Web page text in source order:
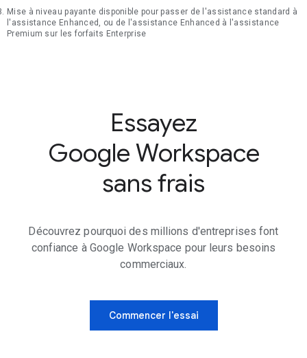
Mise à niveau payante disponible pour passer de l'assistance standard à
l'assistance Enhanced, ou de l'assistance Enhanced à l'assistance
Premium sur les forfaits Enterprise
Essayez
Google Workspace
sans frais
Découvrez pourquoi des millions d'entreprises font
confiance à Google Workspace pour leurs besoins
commerciaux.
Commencer l'essai